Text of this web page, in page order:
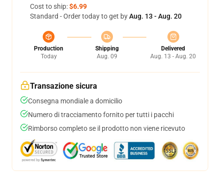
Cost to ship:$6.99
Standard - Order today to get byAug. 13 - Aug. 20
Production
Today
Shipping
Aug. 09
Delivered
Aug. 13 - Aug. 20
Transazione sicura
Consegna mondiale a domicilio
Numero di tracciamento fornito per tutti i pacchi
Rimborso completo se il prodotto non viene ricevuto